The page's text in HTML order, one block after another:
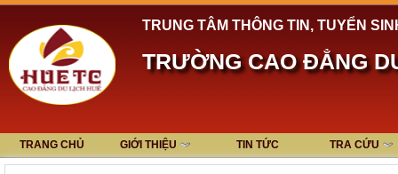
TRUNG TÂM THÔNG TIN, TUYỂN
TRƯỜNG CAO ĐẲNG
TRANG CHỦ GIỚI THIỆU TIN TỨC TRA CỨU